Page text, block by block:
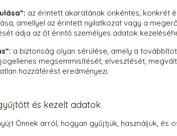
az érintett akaratának önkéntes, konkrét
amellyel az érintett nyilatkozat vagy a
adja az őt érintő személyes adatok
a biztonság olyan sérülése, amely a
megsemmisítését, elvesztését,
hozzáférést eredményezi.
és kezelt adatok
Önnek arról, hogyan gyűjtjük, használjuk, és